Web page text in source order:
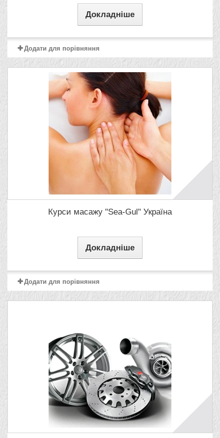
Докладніше
Додати для порівняння
Курси масажу "Sea-Gul" Україна
Докладніше
Додати для порівняння